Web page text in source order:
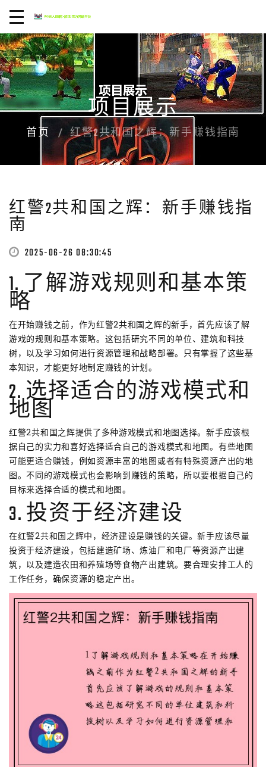
项目展示
首页 红警2共和国之辉：新手赚钱指南
红警2共和国之辉：新手赚钱指
南
2025-06-26 08:30:45
1. 了解游戏规则和基本策
略
在开始赚钱之前，作为红警2共和国之辉的新手，首先应该了解
游戏的规则和基本策略。这包括研究不同的单位、建筑和科技
树，以及学习如何进行资源管理和战略部署。只有掌握了这些基
本知识，才能更好地制定赚钱的计划。
2. 选择适合的游戏模式和
地图
红警2共和国之辉提供了多种游戏模式和地图选择。新手应该根
据自己的实力和喜好选择适合自己的游戏模式和地图。有些地图
可能更适合赚钱，例如资源丰富的地图或者有特殊资源产出的地
图。不同的游戏模式也会影响到赚钱的策略，所以要根据自己的
目标来选择合适的模式和地图。
3. 投资于经济建设
在红警2共和国之辉中，经济建设是赚钱的关键。新手应该尽量
投资于经济建设，包括建造矿场、炼油厂和电厂等资源产出建
筑，以及建造农田和养殖场等食物产出建筑。要合理安排工人的
工作任务，确保资源的稳定产出。